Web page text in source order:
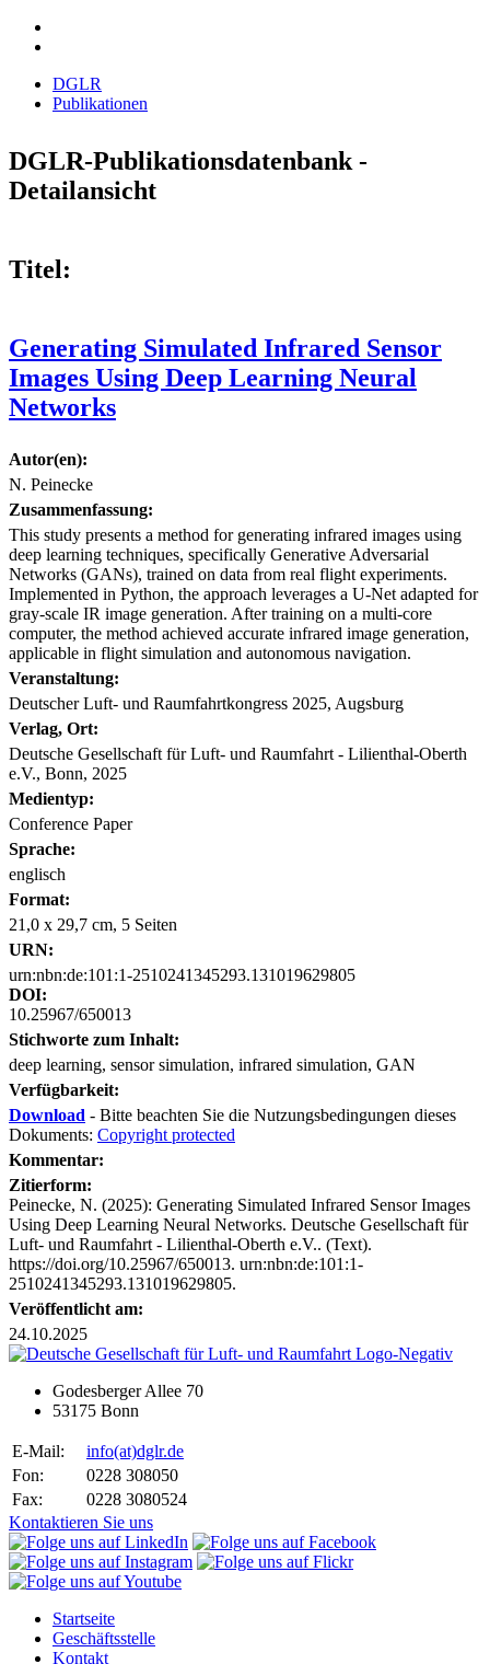
DGLR
Publikationen
DGLR-Publikationsdatenbank -
Detailansicht
Titel:
Generating Simulated Infrared Sensor
Images Using Deep Learning Neural
Networks
Autor(en):
N. Peinecke
Zusammenfassung:
This study presents a method for generating infrared images using
deep learning techniques, specifically Generative Adversarial
Networks (GANs), trained on data from real flight experiments.
Implemented in Python, the approach leverages a U-Net adapted for
gray-scale IR image generation. After training on a multi-core
computer, the method achieved accurate infrared image generation,
applicable in flight simulation and autonomous navigation.
Veranstaltung:
Deutscher Luft- und Raumfahrtkongress 2025, Augsburg
Verlag, Ort:
Deutsche Gesellschaft für Luft- und Raumfahrt - Lilienthal-Oberth
e.V., Bonn, 2025
Medientyp:
Conference Paper
Sprache:
englisch
Format:
21,0 x 29,7 cm, 5 Seiten
URN:
urn:nbn:de:101:1-2510241345293.131019629805
DOI:
10.25967/650013
Stichworte zum Inhalt:
deep learning, sensor simulation, infrared simulation, GAN
Verfügbarkeit:
Download - Bitte beachten Sie die Nutzungsbedingungen dieses
Dokuments: Copyright protected
Kommentar:
Zitierform:
Peinecke, N. (2025): Generating Simulated Infrared Sensor Images
Using Deep Learning Neural Networks. Deutsche Gesellschaft für
Luft- und Raumfahrt - Lilienthal-Oberth e.V.. (Text).
https://doi.org/10.25967/650013. urn:nbn:de:101:1-
2510241345293.131019629805.
Veröffentlicht am:
24.10.2025
Godesberger Allee 70
53175 Bonn
E-Mail: info(at)dglr.de
Fon:
0228 308050
Fax:
0228 3080524
Kontaktieren Sie uns
Startseite
Geschäftsstelle
Kontakt